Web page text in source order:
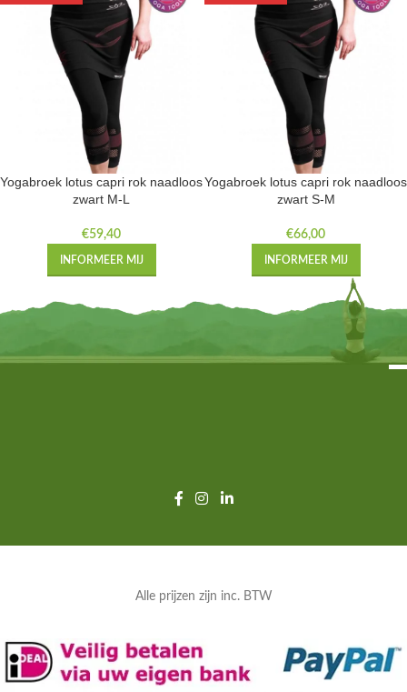
Yogabroek lotus capri rok naadloos
zwart M-L
€59,40
INFORMEER MIJ
Yogabroek lotus capri rok naadloos
zwart S-M
€66,00
INFORMEER MIJ
Alle prijzen zijn inc. BTW